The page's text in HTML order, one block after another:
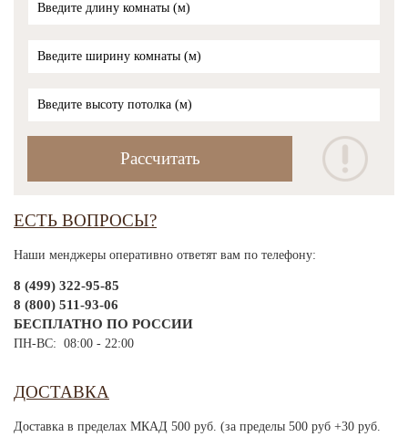
ЕСТЬ ВОПРОСЫ?
Наши менджеры оперативно ответят вам по телефону:
8 (499) 322-95-85
8 (800) 511-93-06
БЕСПЛАТНО ПО РОССИИ
ПН-ВС: 08:00 - 22:00
ДОСТАВКА
Доставка в пределах МКАД 500 руб. (за пределы 500 руб +30 руб.